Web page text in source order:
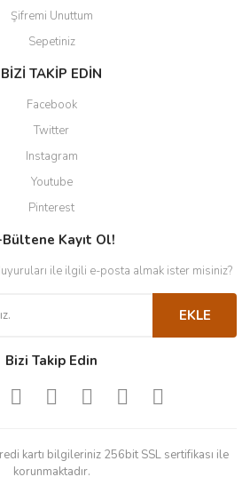
Şifremi Unuttum
Sepetiniz
BİZİ TAKİP EDİN
Facebook
Twitter
Instagram
Youtube
Pinterest
Bültene Kayıt Ol!
ile ilgili e-posta almak ister misiniz?
EKLE
Bizi Takip Edin
kartı bilgileriniz 256bit SSL sertifikası ile
korunmaktadır.